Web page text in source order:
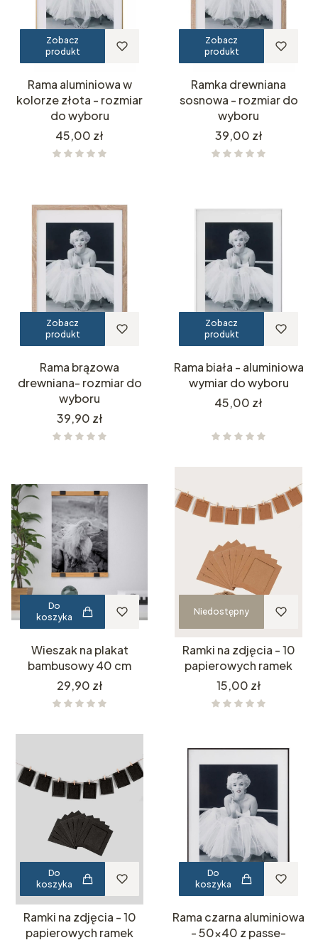
Zobacz
produkt
Rama aluminiowa w
kolorze złota - rozmiar
do wyboru
Cena
45,00 zł
Zobacz
produkt
Ramka drewniana
sosnowa - rozmiar do
wyboru
Cena
39,00 zł
Zobacz
produkt
Rama brązowa
drewniana- rozmiar do
wyboru
Cena
39,90 zł
Zobacz
produkt
Rama biała - aluminiowa
wymiar do wyboru
Cena
45,00 zł
Do
koszyka
Wieszak na plakat
bambusowy 40 cm
Cena
29,90 zł
Niedostępny
Ramki na zdjęcia - 10
papierowych ramek
Cena
15,00 zł
Do
koszyka
Ramki na zdjęcia - 10
papierowych ramek
Do
koszyka
Rama czarna aluminiowa
- 50x40 z passe-